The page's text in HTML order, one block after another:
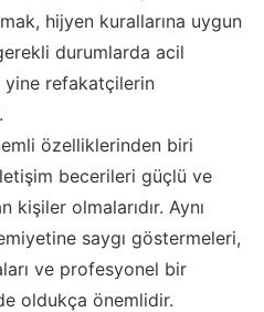
hijyen kurallarına uygun
durumlarda acil
yine refakatçilerin
özelliklerinden biri
becerileri güçlü ve
olmalarıdır. Aynı
saygı göstermeleri,
ve profesyonel bir
oldukça önemlidir.